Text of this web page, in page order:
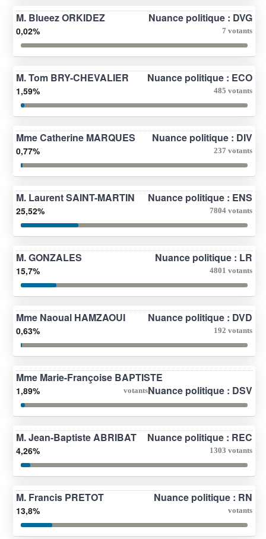
M. Blueez ORKIDEZ Nuance politique : DVG
0,02% 7 votants
M. Tom BRY-CHEVALIER Nuance politique : ECO
1,59% 485 votants
Mme Catherine MARQUES Nuance politique : DIV
0,77% 237 votants
M. Laurent SAINT-MARTIN Nuance politique : ENS
25,52% 7804 votants
M. GONZALES Nuance politique : LR
15,7% 4801 votants
Mme Naoual HAMZAOUI Nuance politique : DVD
0,63% 192 votants
Mme Marie-Françoise BAPTISTE
Nuance politique : DSV
1,89% votants
M. Jean-Baptiste ABRIBAT Nuance politique : REC
4,26% 1303 votants
M. Francis PRETOT Nuance politique : RN
13,8% votants